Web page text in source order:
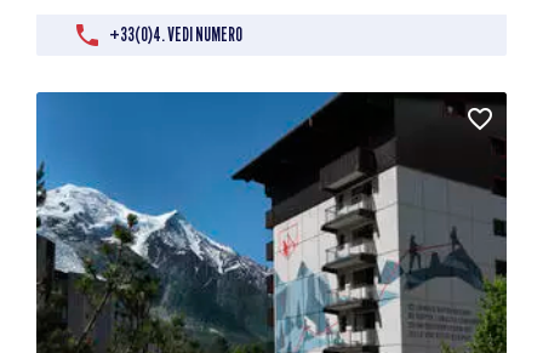
+33(0)4. VEDI NUMERO